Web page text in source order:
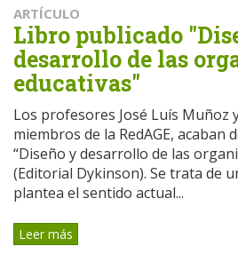
ARTÍCULO
Libro publicado
desarrollo de las
educativas"
Los profesores José Luís Muñoz
miembros de la RedAGE, acaban
“Diseño y desarrollo de las
(Editorial Dykinson). Se trata de
plantea el sentido actual...
Leer más